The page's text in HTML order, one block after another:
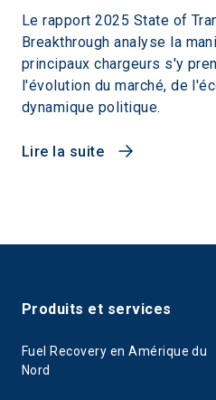
Le rapport 2025 State of
Breakthrough analyse la
principaux chargeurs s'y
l'évolution du marché, de
dynamique politique.
Lire la suite
Produits et services
Fuel Recovery en Amérique du
Nord